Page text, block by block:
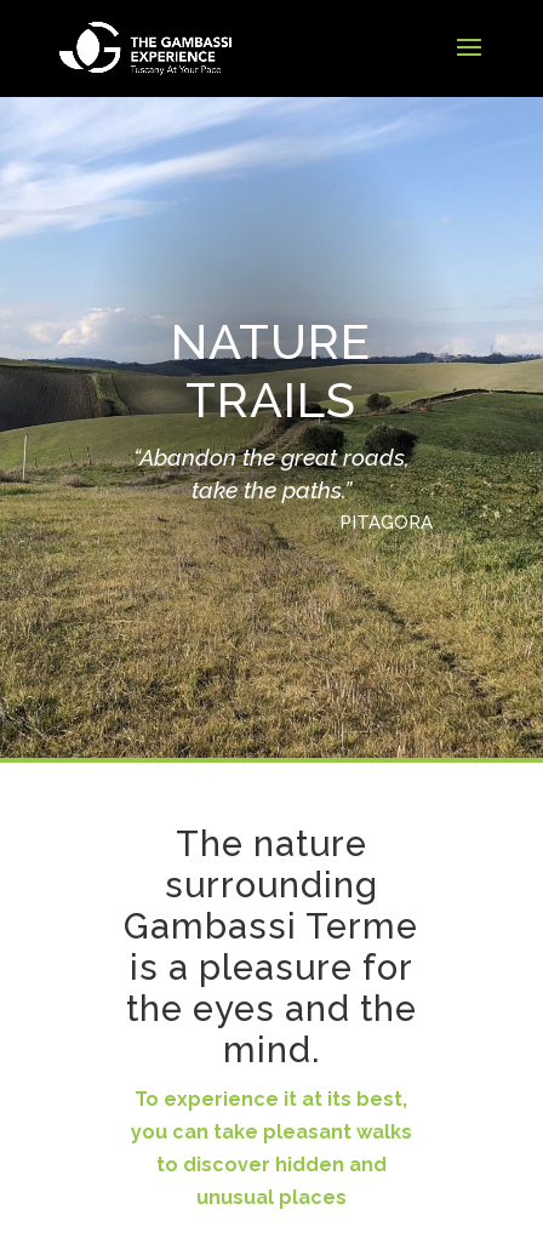
NATURE
TRAILS
“Abandon the great roads,
take the paths.”
PITAGORA
The nature
surrounding
Gambassi Terme
is a pleasure for
the eyes and the
mind.
To experience it at its best,
you can take pleasant walks
to discover hidden and
unusual places